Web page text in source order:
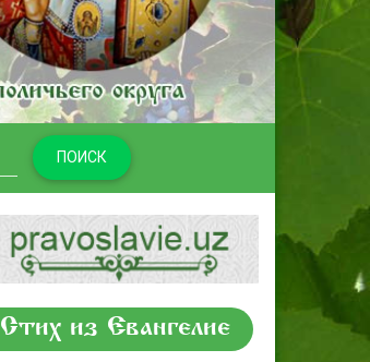
ПОИСК
Стих из Евангелие